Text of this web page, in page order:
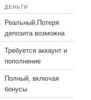
ДЕНЬГИ
Реальный.Потеря
депозита возможна
Требуется аккаунт и
пополнение
Полный, включая
бонусы